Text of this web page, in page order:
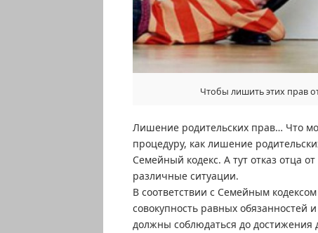
Чтобы лишить этих прав
Лишение родительских прав… Что
процедуру, как лишение
Семейный кодекс. А тут отказ отца
различные ситуации.
В соответствии с Семейным
совокупность равных
должны соблюдаться до достижения